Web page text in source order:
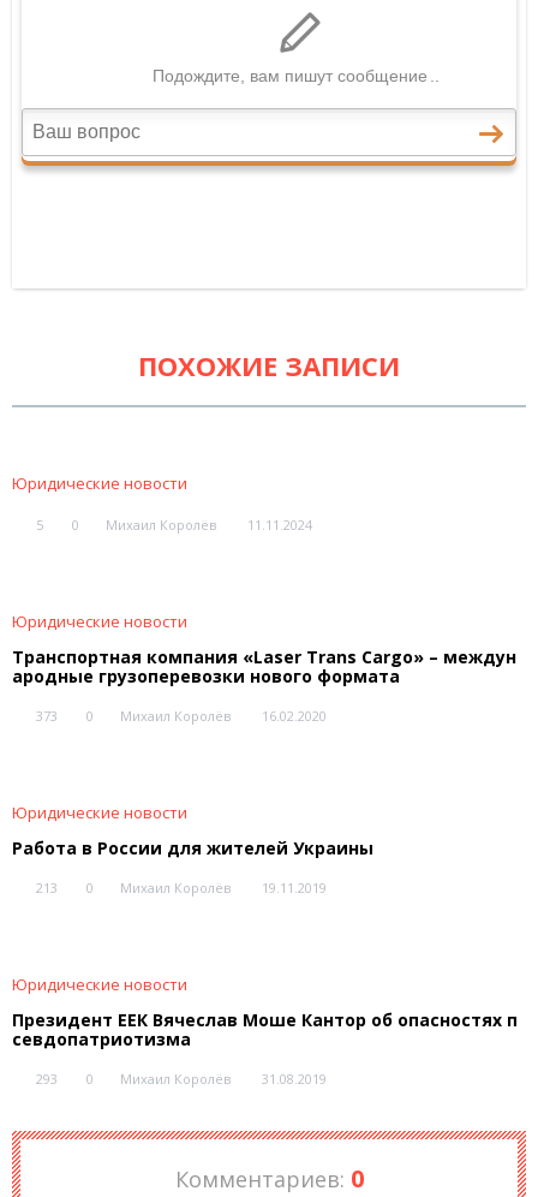
ПОХОЖИЕ ЗАПИСИ
Юридические новости
5 0 Михаил Королёв 11.11.2024
Юридические новости
Транспортная компания «Laser Trans Cargo» – междун
ародные грузоперевозки нового формата
373 0 Михаил Королёв 16.02.2020
Юридические новости
Работа в России для жителей Украины
213 0 Михаил Королёв 19.11.2019
Юридические новости
Президент ЕЕК Вячеслав Моше Кантор об опасностях п
севдопатриотизма
293 0 Михаил Королёв 31.08.2019
Комментариев: 0